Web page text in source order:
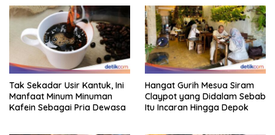
Tak Sekadar Usir Kantuk, Ini
Manfaat Minum Minuman
Kafein Sebagai Pria Dewasa
Hangat Gurih Mesua Siram
Claypot yang Didalam Sebab
Itu Incaran Hingga Depok